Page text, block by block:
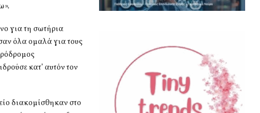
για τη σωτήρια
όλα ομαλά για τους
κατ’ αυτόν τον
διακομίσθηκαν στο